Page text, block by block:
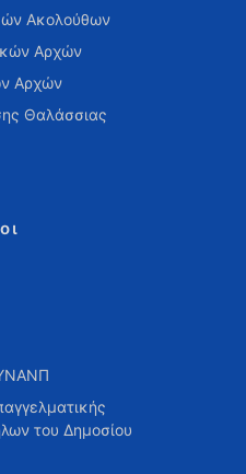
Ακολούθων
Αρχών
Αρχών
Θαλάσσιας
του Δημοσίου